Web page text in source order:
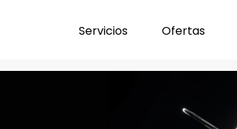
Servicios Ofertas